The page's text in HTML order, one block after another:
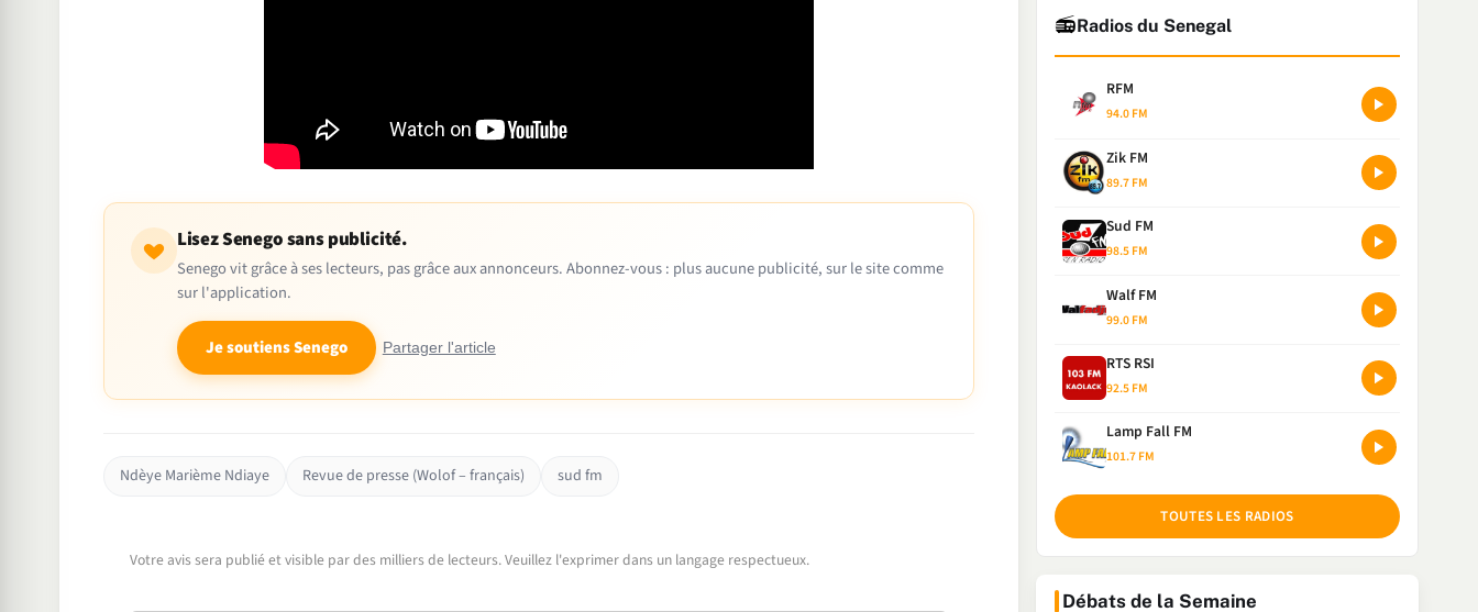
Lisez Senego sans publicité.
Senego vit grâce à ses lecteurs, pas grâce aux annonceurs. Abonnez-vous : plus aucune publicité, sur le site comme
sur l'application.
Je soutiens Senego Partager l'article
Ndèye Marième Ndiaye Revue de presse (Wolof – français) sud fm
Votre avis sera publié et visible par des milliers de lecteurs. Veuillez l'exprimer dans un langage respectueux.
📻Radios du Senegal
RFM
94.0 FM
Zik FM
89.7 FM
Sud FM
98.5 FM
Walf FM
99.0 FM
RTS RSI
92.5 FM
Lamp Fall FM
101.7 FM
TOUTES LES RADIOS
Débats de la Semaine